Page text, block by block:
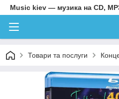
Music kiev — музика на CD,
Товари та послуги